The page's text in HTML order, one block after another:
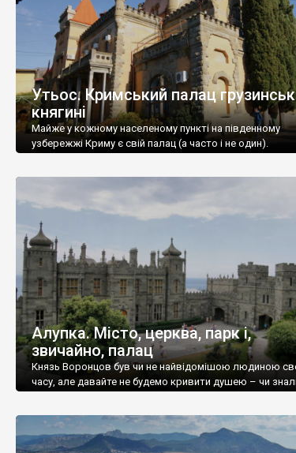
Утьос. Кримський палац
княгині
Майже у кожному населеному пункті на південному
узбережжі Криму є свій палац (а часто і не один).
Алупка. Місто, церква, парк і,
звичайно, палац
Князь Воронцов був чи не найвідомішою людиною
часу, але давайте не будемо кривити душею – чи